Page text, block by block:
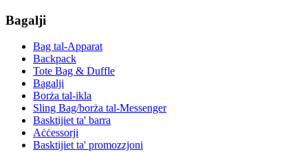
Bagalji
Bag tal-Apparat
Backpack
Tote Bag & Duffle
Bagalji
Borża tal-ikla
Sling Bag/borża tal-Messenger
Basktijiet ta' barra
Aċċessorji
Basktijiet ta' promozzjoni